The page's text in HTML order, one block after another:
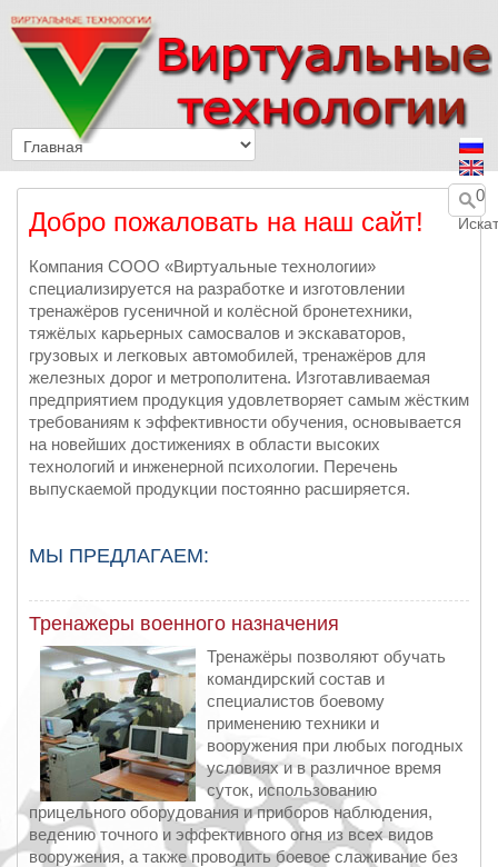
0
Добро пожаловать на наш сайт!
Компания СООО «Виртуальные технологии»
специализируется на разработке и изготовлении
тренажёров гусеничной и колёсной бронетехники,
тяжёлых карьерных самосвалов и экскаваторов,
грузовых и легковых автомобилей, тренажёров для
железных дорог и метрополитена. Изготавливаемая
предприятием продукция удовлетворяет самым жёстким
требованиям к эффективности обучения, основывается
на новейших достижениях в области высоких
технологий и инженерной психологии. Перечень
выпускаемой продукции постоянно расширяется.
МЫ ПРЕДЛАГАЕМ:
Тренажеры военного назначения
Тренажёры позволяют обучать
командирский состав и
специалистов боевому
применению техники и
вооружения при любых погодных
условиях и в различное время
суток, использованию
прицельного оборудования и приборов наблюдения,
ведению точного и эффективного огня из всех видов
вооружения, а также проводить боевое слаживание без